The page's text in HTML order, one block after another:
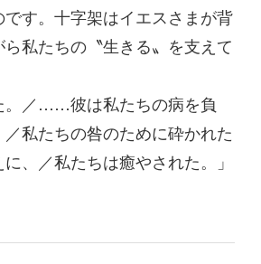
す。十字架はイエスさまが背
私たちの〝生きる〟を支えて
。／……彼は私たちの病を負
私たちの咎のために砕かれた
、／私たちは癒やされた。」